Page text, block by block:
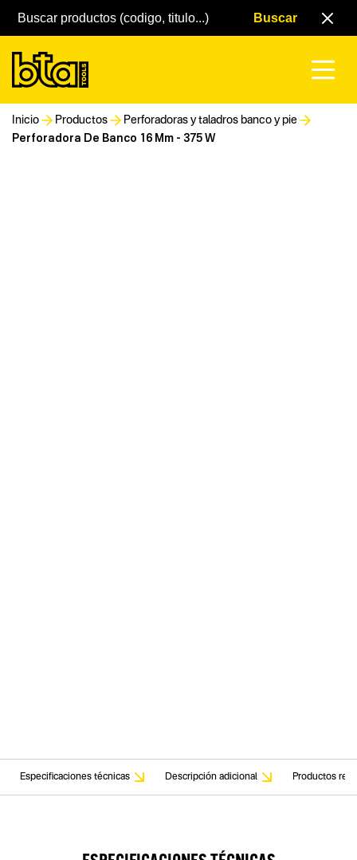
Inicio Productos Perforadoras y taladros banco y pie
Perforadora De Banco 16 Mm - 375 W
Especificaciones técnicas Descripción adicional Productos